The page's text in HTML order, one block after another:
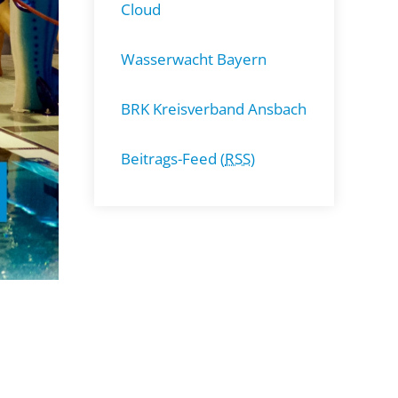
Cloud
Wasserwacht Bayern
BRK Kreisverband Ansbach
Beitrags-Feed (RSS)